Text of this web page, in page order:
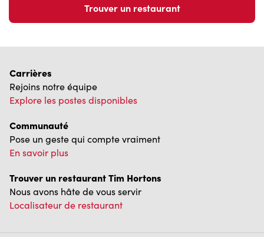
Carrières
Explore les postes disponibles
Communauté
Pose un geste qui compte vraiment
En savoir plus
Trouver un restaurant Tim Hortons
Nous avons hâte de vous servir
Localisateur de restaurant
Franchisage